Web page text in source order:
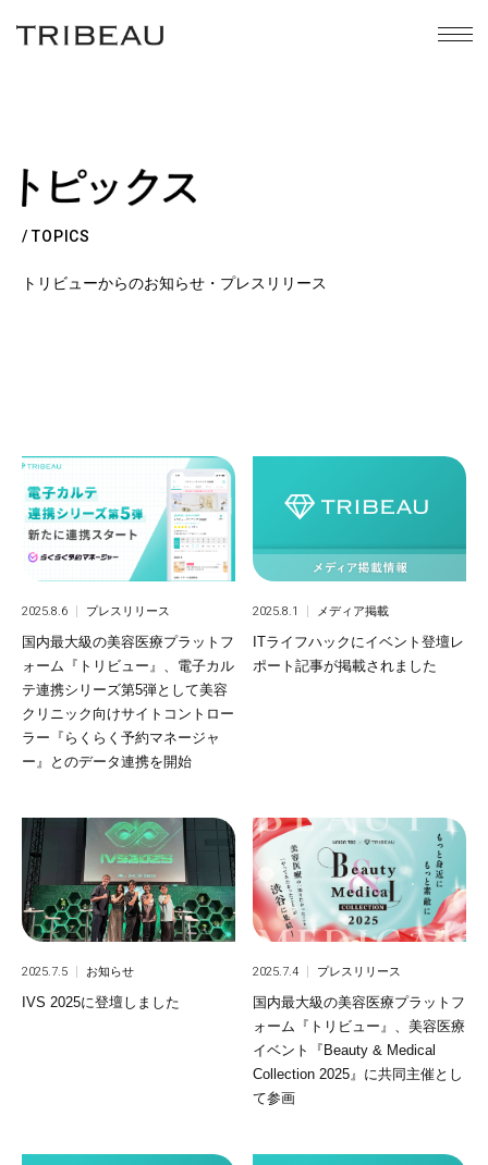
/ TOPICS
トリビューからのお知らせ・プレスリリース
2025.8.6 プレスリリース
国内最大級の美容医療プラットフ
ォーム『トリビュー』、電子カル
テ連携シリーズ第5弾として美容
クリニック向けサイトコントロー
ラー『らくらく予約マネージャ
ー』とのデータ連携を開始
2025.8.1 メディア掲載
ITライフハックにイベント登壇レ
ポート記事が掲載されました
2025.7.5 お知らせ
IVS 2025に登壇しました
2025.7.4 プレスリリース
国内最大級の美容医療プラットフ
ォーム『トリビュー』、美容医療
イベント『Beauty & Medical
Collection 2025』に共同主催とし
て参画